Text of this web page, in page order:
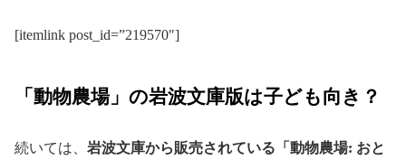
[itemlink post_id=”219570″]
「動物農場」の岩波文庫版は子ども向き？
続いては、 岩波文庫から販売されている「動物農場: おと